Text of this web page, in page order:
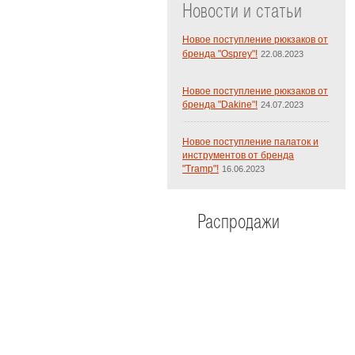
Новости и статьи
Новое поступление рюкзаков от
бренда "Osprey"! 22.08.2023
Новое поступление рюкзаков от
бренда "Dakine"! 24.07.2023
Новое поступление палаток и
инструментов от бренда
"Tramp"! 16.06.2023
Распродажи